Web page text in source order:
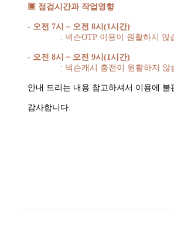
▣ 점검시간과 작업영향
- 오전 7시 ~ 오전 8시 (1시간)
: 넥슨OTP 이용이 원활하지 않
- 오전 8시 ~ 오전 9시 (1시간)
: 넥슨캐시 충전이 원활하지 않
안내 드리는 내용 참고하셔서 이용에 불
감사합니다.